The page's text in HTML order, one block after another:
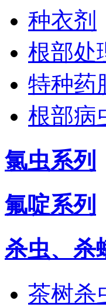
种衣剂
根部处
特种药
根部病
氯虫系列
氟啶系列
杀虫、杀
茶树杀